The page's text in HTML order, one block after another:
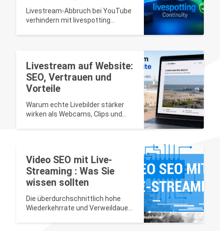
Livestream-Abbruch bei YouTube
verhindern mit livespotting
Livestream auf Website:
SEO, Vertrauen und
Vorteile
Warum echte Livebilder stärker
wirken als Webcams, Clips und
Video SEO mit Live-
Streaming : Was Sie
wissen sollten
Die überdurchschnittlich hohe
Wiederkehrrate und Verweildauer